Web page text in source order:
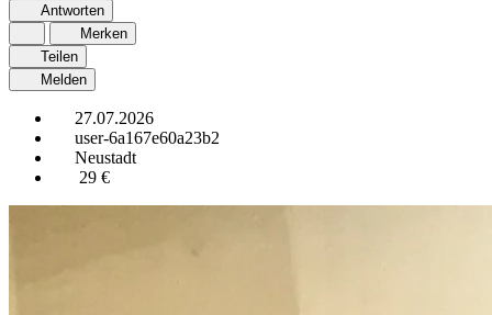
Antworten
Merken
Teilen
Melden
27.07.2026
user-6a167e60a23b2
Neustadt
29 €